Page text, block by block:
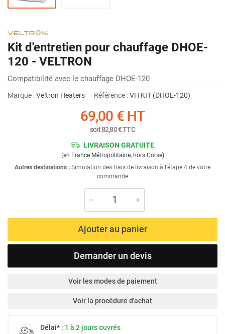
Kit d'entretien pour chauffage DHOE-
120 - VELTRON
Compatibilité avec le chauffage DHOE-120
Marque :Veltron Heaters Référence :VH KIT (DHOE-120)
69,00 €HT
soit82,80 €TTC
LIVRAISON GRATUITE
(en France Métropolitaine, hors Corse)
Autres destinations : Simulation des frais de livraison à l'étape 4 de votre
commande
Ajouter au panier
Demander un devis
Voir les modes de paiement
Voir la procédure d'achat
Délai* : 1 à 2 jours ouvrés